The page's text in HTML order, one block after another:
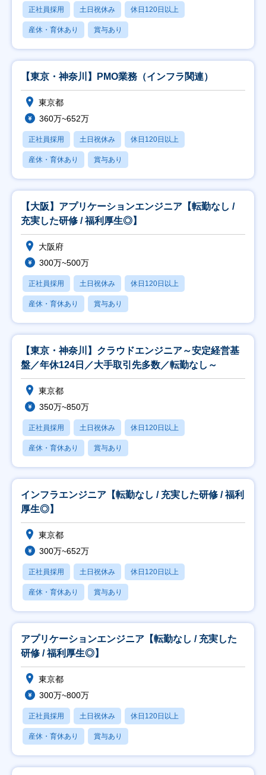
正社員採用 土日祝休み 休日120日以上
産休・育休あり 賞与あり
【東京・神奈川】PMO業務（インフラ関連）
東京都
360万~652万
正社員採用 土日祝休み 休日120日以上
産休・育休あり 賞与あり
【大阪】アプリケーションエンジニア【転勤なし /
充実した研修 / 福利厚生◎】
大阪府
300万~500万
正社員採用 土日祝休み 休日120日以上
産休・育休あり 賞与あり
【東京・神奈川】クラウドエンジニア～安定経営基
盤／年休124日／大手取引先多数／転勤なし～
東京都
350万~850万
正社員採用 土日祝休み 休日120日以上
産休・育休あり 賞与あり
インフラエンジニア【転勤なし / 充実した研修 / 福利
厚生◎】
東京都
300万~652万
正社員採用 土日祝休み 休日120日以上
産休・育休あり 賞与あり
アプリケーションエンジニア【転勤なし / 充実した
研修 / 福利厚生◎】
東京都
300万~800万
正社員採用 土日祝休み 休日120日以上
産休・育休あり 賞与あり